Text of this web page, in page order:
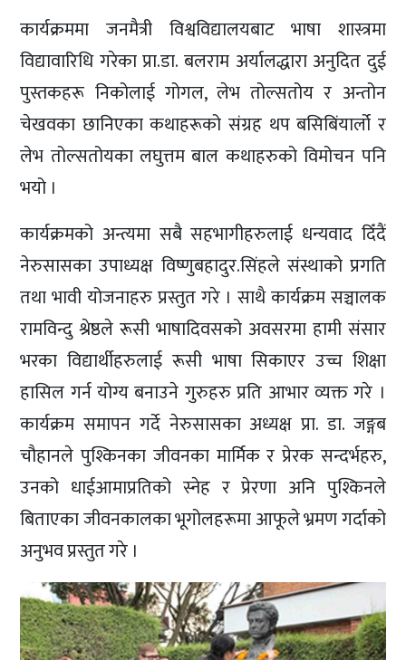
कार्यक्रममा जनमैत्री विश्वविद्यालयबाट भाषा शास्त्रमा
विद्यावारिधि गरेका प्रा.डा. बलराम अर्यालद्धारा अनुदित दुई
पुस्तकहरू निकोलाई गोगल, लेभ तोल्सतोय र अन्तोन
चेखवका छानिएका कथाहरूको संग्रह थप बसिबिंयार्लो र
लेभ तोल्सतोयका लघुत्तम बाल कथाहरुको विमोचन पनि
भयो ।
कार्यक्रमको अन्त्यमा सबै सहभागीहरुलाई धन्यवाद दिँदैं
नेरुसासका उपाध्यक्ष विष्णुबहादुर.सिंहले संस्थाको प्रगति
तथा भावी योजनाहरु प्रस्तुत गरे । साथै कार्यक्रम सञ्चालक
रामविन्दु श्रेष्ठले रूसी भाषादिवसको अवसरमा हामी संसार
भरका विद्यार्थीहरुलाई रूसी भाषा सिकाएर उच्च शिक्षा
हासिल गर्न योग्य बनाउने गुरुहरु प्रति आभार व्यक्त गरे ।
कार्यक्रम समापन गर्दे नेरुसासका अध्यक्ष प्रा. डा. जङ्गब
चौहानले पुश्किनका जीवनका मार्मिक र प्रेरक सन्दर्भहरु,
उनको धाईआमाप्रतिको स्नेह र प्रेरणा अनि पुश्किनले
बिताएका जीवनकालका भूगोलहरूमा आफूले भ्रमण गर्दाको
अनुभव प्रस्तुत गरे ।